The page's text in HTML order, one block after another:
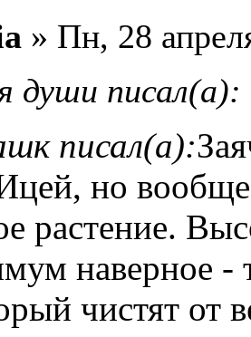
» Пн, 28
души писал(а):
писал(а):
но
растение.
наверное -
чистят от